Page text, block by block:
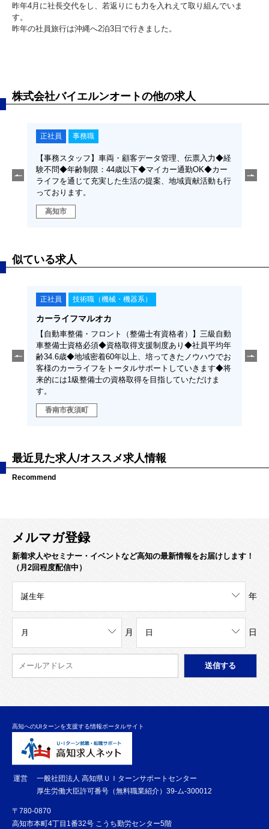
昨年4月に社長交代をし、若返りにも力を入れえて取り組んでいま
す。
昨年の社員旅行は沖縄へ2泊3日で行きました。
株式会社バイエルンオートの他の求人
勤
正社員 事務職
【事務スタッフ】車両・顧客データ管理、伝票入力◆経
験不問◆年齢制限：44歳以下◆マイカー通勤OK◆カー
ライフを通じて充実した生活の提案、地域貢献活動も行
っております。
高知市
売
OK◆
似ている求人
サ
正社員 技術職（機械・機器系）
カーライフマルオカ
【自動車整備・フロント（整備士有資格者）】三級自動
車整備士資格必須◆資格取得支援制度あり◆社員平均年
齢34.6歳◆地域密着60年以上、培ってきたノウハウでお
客様のカーライフをトータルサポートしていきます◆将
来的には1級整備士の資格取得を目指していただけま
す。
香南市夜須町
課題
最近見た求人/オススメ求人情報
Recommend
メルマガ登録
新着求人やセミナー・イベントなど高知の最新情報をお届けします！
（月2回程度配信中）
年
月 日
高知へのUIターンを支援する情報ポータルサイト
運営
一般社団法人 高知県ＵＩターンサポートセンター
厚生労働大臣許可番号（無料職業紹介）39-ム-300012
〒780-0870
高知市本町4丁目1番32号 こうち勤労センター5階